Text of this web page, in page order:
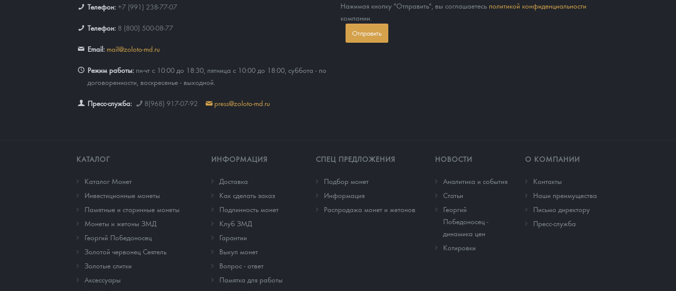
Телефон: +7 (991) 238-77-07
Телефон: 8 (800) 500-08-77
Email: mail@zoloto-md.ru
Режим работы: пн-чт с 10:00 до 18:30, пятница с 10:00 до 18:00, суббота - по
договоренности, воскресенье - выходной.
Пресс-служба: 8(968) 917-07-92 press@zoloto-md.ru
Нажимая кнопку "Отправить", вы соглашаетесь политикой конфиденциальности
компании.
Отправить
КАТАЛОГ
Каталог Монет
Инвестиционные монеты
Памятные и старинные монеты
Монеты и жетоны ЗМД
Георгий Победоносец
Золотой червонец Сеятель
Золотые слитки
Аксессуары
ИНФОРМАЦИЯ
Доставка
Как сделать заказ
Подлинность монет
Клуб ЗМД
Гарантии
Выкуп монет
Вопрос - ответ
Памятка для работы
СПЕЦ ПРЕДЛОЖЕНИЯ
Подбор монет
Информация
Распродажа монет и жетонов
НОВОСТИ
Аналитика и события
Cтатьи
Георгий
Победоносец -
динамика цен
Котировки
О КОМПАНИИ
Контакты
Наши преимущества
Письмо директору
Пресс-служба